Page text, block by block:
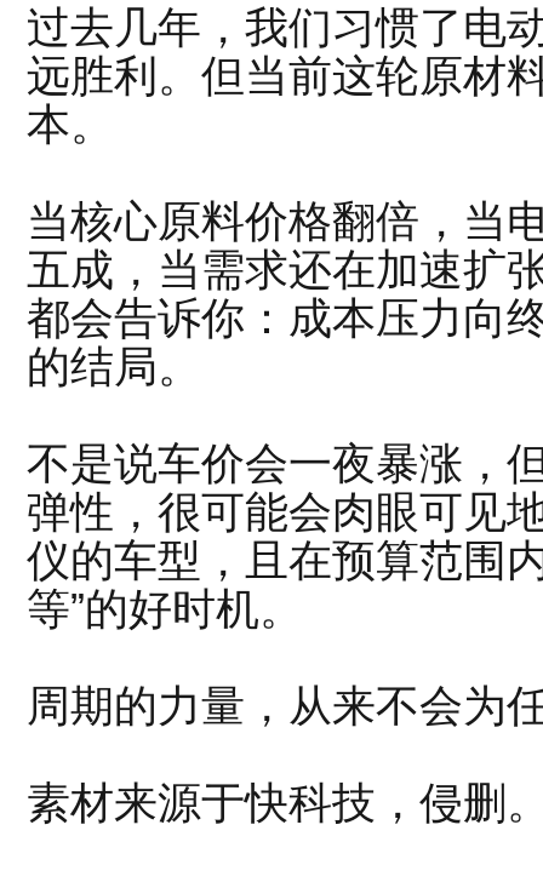
过去几年，我们习惯了电
远胜利。但当前这轮原材
本。
当核心原料价格翻倍，当
五成，当需求还在加速
都会告诉你：成本压力向
的结局。
不是说车价会一夜暴涨，
弹性，很可能会肉眼可见
仪的车型，且在预算范围
等”的好时机。
周期的力量，从来不会为
素材来源于快科技，侵删